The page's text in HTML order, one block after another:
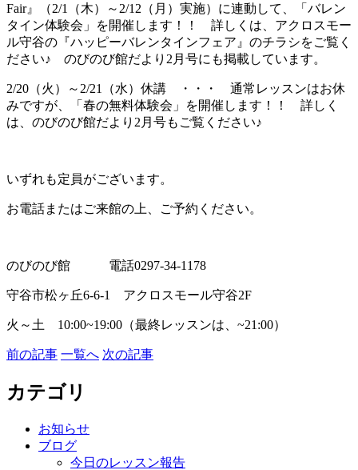
Fair』（2/1（木）～2/12（月）実施）に連動して、「バレン
タイン体験会」を開催します！！ 詳しくは、アクロスモー
ル守谷の『ハッピーバレンタインフェア』のチラシをご覧く
ださい♪ のびのび館だより2月号にも掲載しています。
2/20（火）～2/21（水）休講 ・・・ 通常レッスンはお休
みですが、「春の無料体験会」を開催します！！ 詳しく
は、のびのび館だより2月号もご覧ください♪
いずれも定員がございます。
お電話またはご来館の上、ご予約ください。
のびのび館 電話0297-34-1178
守谷市松ヶ丘6-6-1 アクロスモール守谷2F
火～土 10:00~19:00（最終レッスンは、~21:00）
前の記事 一覧へ 次の記事
カテゴリ
お知らせ
ブログ
今日のレッスン報告